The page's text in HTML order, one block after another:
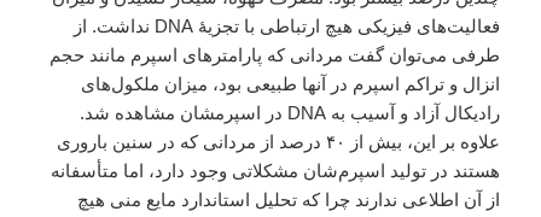
فعالیت‌های فیزیکی هیچ ارتباطی با تجزیهٔ DNA نداشت. از
طرفی می‌توان گفت مردانی که پارامترهای اسپرم مانند حجم
انزال و تراکم اسپرم در آنها طبیعی بود، میزان ملکول‌های
رادیکال آزاد و آسیب به DNA در اسپرمشان مشاهده شد.
علاوه بر این، بیش از ۴۰ درصد از مردانی که در سنین باروری
هستند در تولید اسپرم‌شان مشکلاتی وجود دارد، اما متأسفانه
از آن اطلاعی ندارند چرا که تحلیل استاندارد مایع منی هیچ